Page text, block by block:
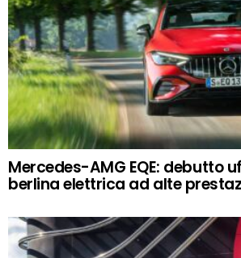
Mercedes-AMG EQE: debutto
berlina elettrica ad alte